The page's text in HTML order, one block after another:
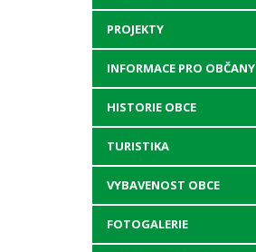
PROJEKTY
INFORMACE PRO OBČANY
HISTORIE OBCE
TURISTIKA
VYBAVENOST OBCE
FOTOGALERIE